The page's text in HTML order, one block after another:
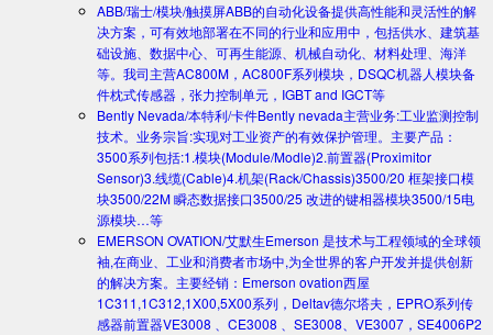
ABB/瑞士/模块/触摸屏ABB的自动化设备提供高性能和灵活性的解
决方案，可有效地部署在不同的行业和应用中，包括供水、建筑基
础设施、数据中心、可再生能源、机械自动化、材料处理、海洋
等。我司主营AC800M，AC800F系列模块，DSQC机器人模块备
件枕式传感器，张力控制单元，IGBT and IGCT等
Bently Nevada/本特利/卡件Bently nevada主营业务:工业监测控制
技术。业务宗旨:实现对工业资产的有效保护管理。主要产品：
3500系列包括:1.模块(Module/Modle)2.前置器(Proximitor
Sensor)3.线缆(Cable)4.机架(Rack/Chassis)3500/20 框架接口模
块3500/22M 瞬态数据接口3500/25 改进的键相器模块3500/15电
源模块…等
EMERSON OVATION/艾默生Emerson 是技术与工程领域的全球领
袖,在商业、工业和消费者市场中,为全世界的客户开发并提供创新
的解决方案。主要经销：Emerson ovation西屋
1C311,1C312,1X00,5X00系列，Deltav德尔塔夫，EPRO系列传
感器前置器VE3008 、CE3008 、SE3008、VE3007，SE4006P2